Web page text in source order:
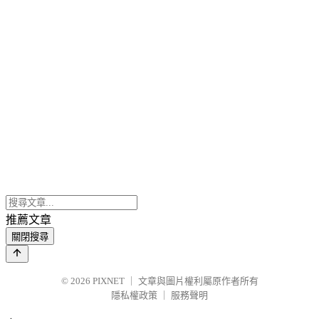
推薦文章
關閉搜尋
© 2026 PIXNET
文章與圖片權利屬原作者所有
隱私權政策
服務聲明